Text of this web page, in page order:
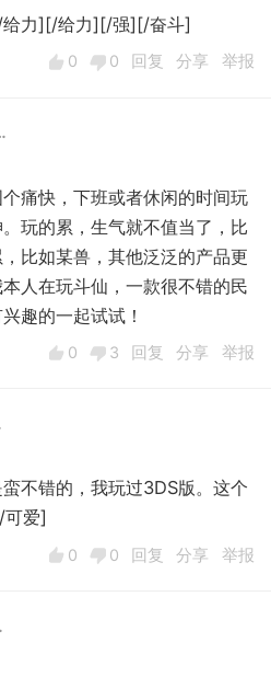
力][/给力][/强][/奋斗]
0 0 回复 分享 举报
痛快，下班或者休闲的时间玩
玩的累，生气就不值当了，比
比如某兽，其他泛泛的产品更
人在玩斗仙，一款很不错的民
0 3 回复 分享 举报
不错的，我玩过3DS版。这个
可爱]
0 0 回复 分享 举报